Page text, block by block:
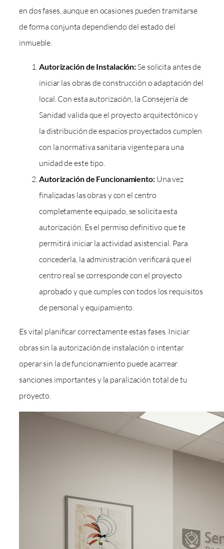
en dos fases, aunque en ocasiones pueden tramitarse
de forma conjunta dependiendo del estado del
inmueble.
Autorización de Instalación:Se solicita antes de
iniciar las obras de construcción o adaptación del
local. Con esta autorización, la Consejería de
Sanidad valida que el proyecto arquitectónico y
la distribución de espacios proyectados cumplen
con la normativa sanitaria vigente para una
unidad de este tipo.
Autorización de Funcionamiento:Una vez
finalizadas las obras y con el centro
completamente equipado, se solicita esta
autorización. Es el permiso definitivo que te
permitirá iniciar la actividad asistencial. Para
concederla, la administración verificará que el
centro real se corresponde con el proyecto
aprobado y que cumples con todos los requisitos
de personal y equipamiento.
Es vital planificar correctamente estas fases. Iniciar
obras sin la autorización de instalación o intentar
operar sin la de funcionamiento puede acarrear
sanciones importantes y la paralización total de tu
proyecto.